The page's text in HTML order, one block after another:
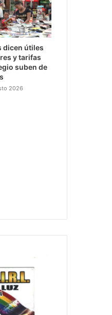
dicen útiles
y tarifas
suben de
2026